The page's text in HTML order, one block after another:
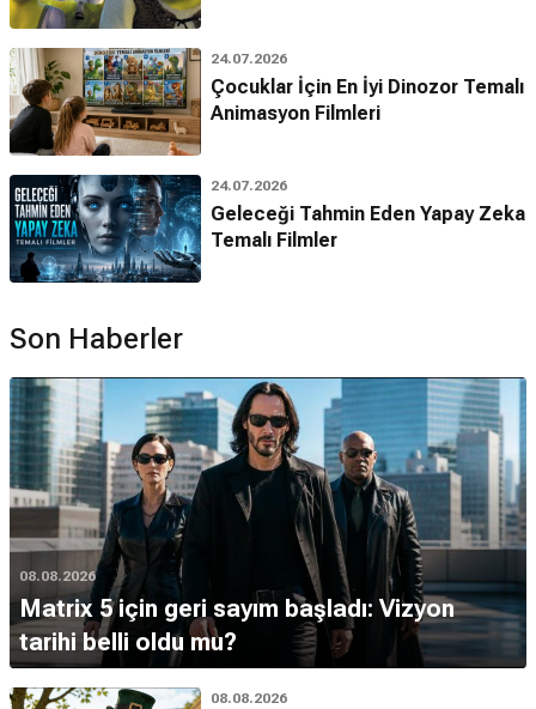
24.07.2026
Çocuklar İçin En İyi Dinozor Temalı
Animasyon Filmleri
24.07.2026
Geleceği Tahmin Eden Yapay Zeka
Temalı Filmler
Son Haberler
08.08.2026
Matrix 5 için geri sayım başladı: Vizyon
tarihi belli oldu mu?
08.08.2026